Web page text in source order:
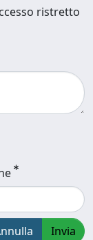
ristretto
Invia